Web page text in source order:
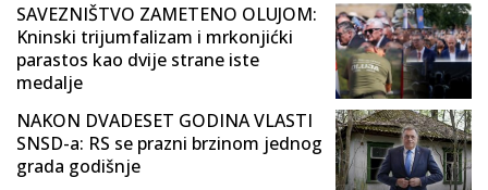
SAVEZNIŠTVO ZAMETENO OLUJOM:
Kninski trijumfalizam i mrkonjićki
parastos kao dvije strane iste
medalje
NAKON DVADESET GODINA VLASTI
SNSD-a: RS se prazni brzinom jednog
grada godišnje